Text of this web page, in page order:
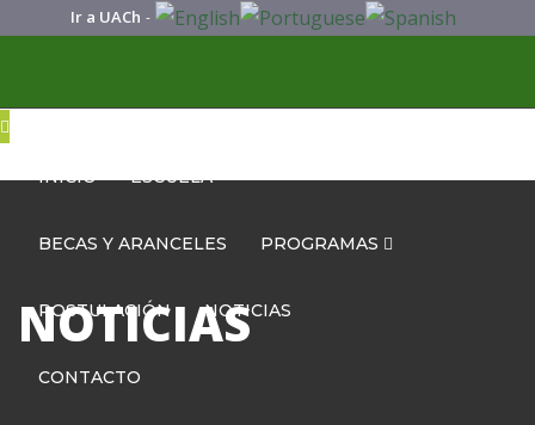
Ir a UACh -
INICIO ESCUELA
BECAS Y ARANCELES PROGRAMAS
POSTULACIÓN NOTICIAS
CONTACTO
NOTICIAS